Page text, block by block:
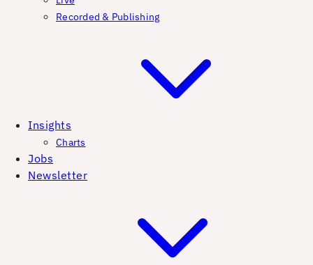
Recorded & Publishing
Insights
Charts
Jobs
Newsletter